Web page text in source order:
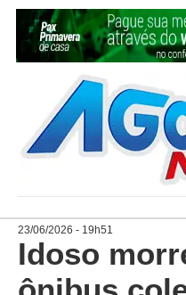
23/06/2026 - 19h51
Idoso